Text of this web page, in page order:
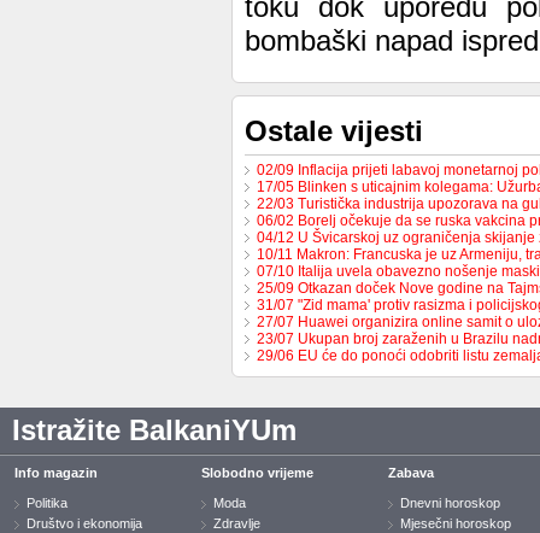
toku dok uporedu
bombaški napad
Ostale vijesti
02/09 Inflacija prijeti labavoj monetarnoj
17/05 Blinken s uticajnim kolegama:
22/03 Turistička industrija upozorava na
06/02 Borelj očekuje da se ruska vakcina
04/12 U Švicarskoj uz ograničenja
10/11 Makron: Francuska je uz Armeniju,
07/10 Italija uvela obavezno nošenje
25/09 Otkazan doček Nove godine na
31/07 "Zid mama' protiv rasizma i
27/07 Huawei organizira online samit o
23/07 Ukupan broj zaraženih u Brazilu
29/06 EU će do ponoći odobriti listu
Istražite BalkaniYUm
Info magazin
Politika
Društvo i ekonomija
Slobodno vrijeme
Moda
Zdravlje
Zabava
Dnevni horoskop
Mjesečni horoskop